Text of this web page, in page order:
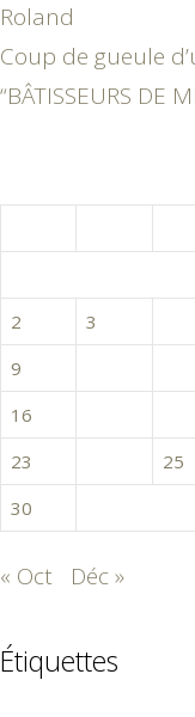
Roland
Coup de gueule
“BÂTISSEURS DE
2
3
9
16
23
25
30
« Oct Déc »
Étiquettes